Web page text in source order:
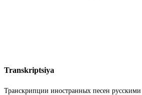
Transkriptsiya
Транскрипции иностранных песен